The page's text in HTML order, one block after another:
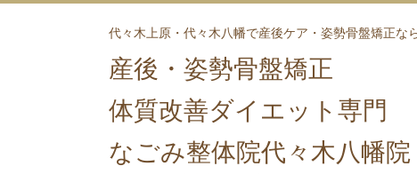
代々木上原・代々木八幡で産後ケア・姿勢骨盤矯正な
産後・姿勢骨盤矯正
体質改善ダイエット専門
なごみ整体院代々木八幡院